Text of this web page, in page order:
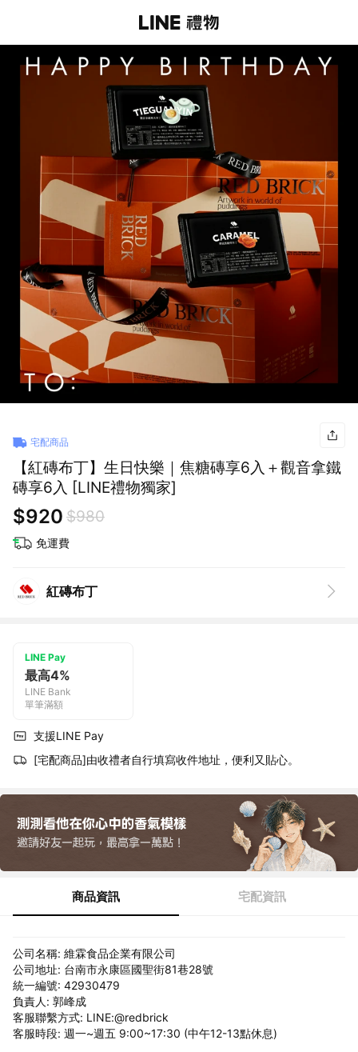
宅配商品
【紅磚布丁】生日快樂｜焦糖磚享6入＋觀音拿鐵
磚享6入 [LINE禮物獨家]
$920 $980
免運費
紅磚布丁
LINE Pay
最高4%
LINE Bank
單筆滿額
支援LINE Pay
[宅配商品]由收禮者自行填寫收件地址，便利又貼心。
商品資訊 宅配資訊
公司名稱: 維霖食品企業有限公司
公司地址: 台南市永康區國聖街81巷28號
統一編號: 42930479
負責人: 郭峰成
客服聯繫方式: LINE:@redbrick
客服時段: 週一~週五 9:00~17:30 (中午12-13點休息)